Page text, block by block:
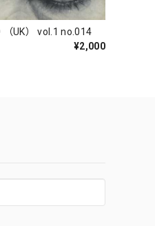
（UK） vol.1 no.014
¥2,000